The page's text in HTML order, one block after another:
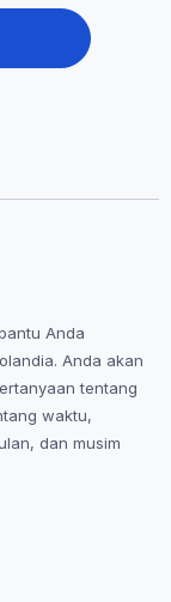
Anda
Anda akan
tentang
waktu,
dan musim